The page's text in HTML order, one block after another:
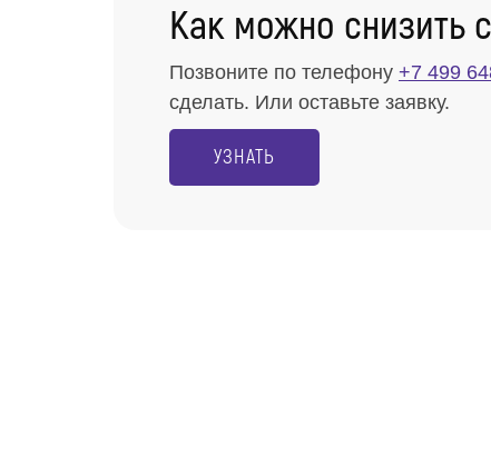
Как можно снизить
Позвоните по телефону +7 499
сделать. Или оставьте заявку.
УЗНАТЬ